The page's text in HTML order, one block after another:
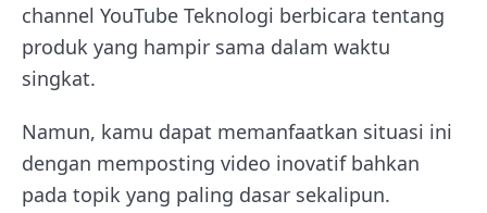
channel YouTube Teknologi berbicara tentang
produk yang hampir sama dalam waktu
singkat.
Namun, kamu dapat memanfaatkan situasi ini
dengan memposting video inovatif bahkan
pada topik yang paling dasar sekalipun.